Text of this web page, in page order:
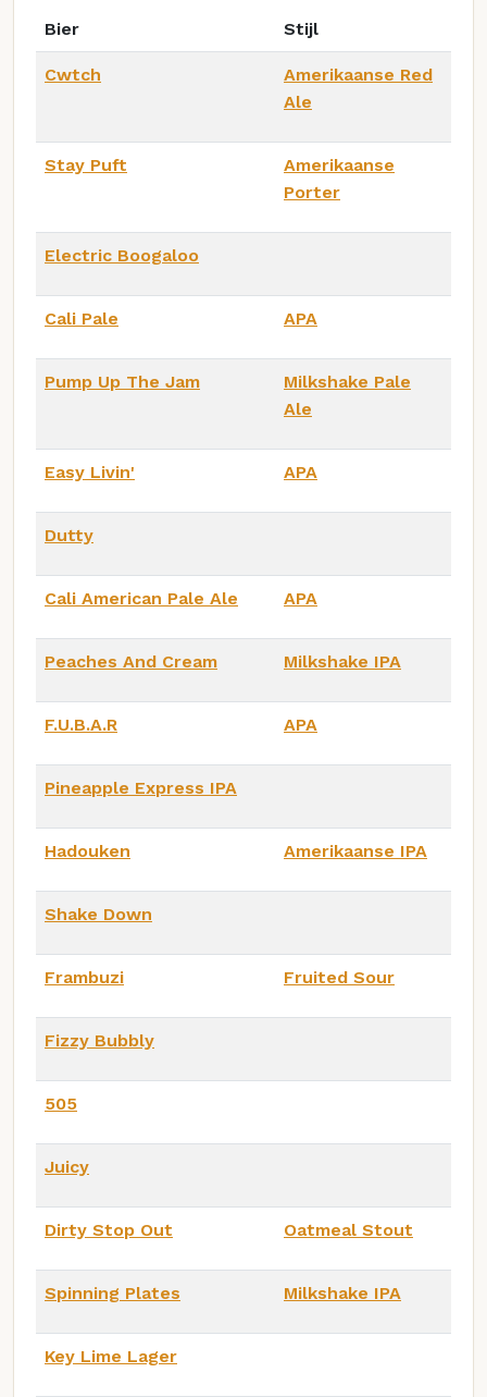
Bier Stijl
Cwtch
Amerikaanse Red
Ale
Stay Puft
Amerikaanse
Porter
Electric Boogaloo
Cali Pale APA
Pump Up The Jam
Milkshake Pale
Ale
Easy Livin' APA
Dutty
Cali American Pale Ale APA
Peaches And Cream Milkshake IPA
F.U.B.A.R APA
Pineapple Express IPA
Hadouken Amerikaanse IPA
Shake Down
Frambuzi Fruited Sour
Fizzy Bubbly
505
Juicy
Dirty Stop Out Oatmeal Stout
Spinning Plates Milkshake IPA
Key Lime Lager